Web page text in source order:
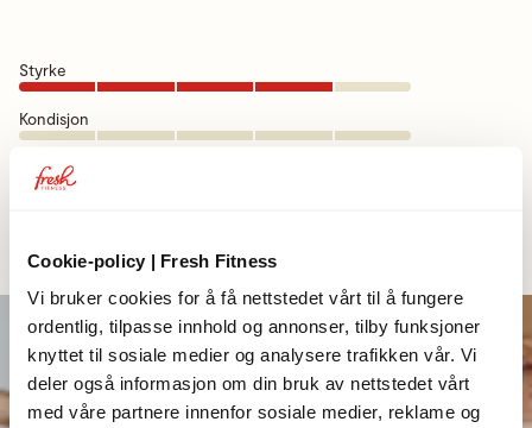
Cookie-policy | Fresh Fitness
Vi bruker cookies for å få nettstedet vårt til å fungere
ordentlig, tilpasse innhold og annonser, tilby funksjoner
knyttet til sosiale medier og analysere trafikken vår. Vi
deler også informasjon om din bruk av nettstedet vårt
med våre partnere innenfor sosiale medier, reklame og
Styrke
Kondisjon
Koordinasjon